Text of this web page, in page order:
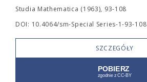
Studia Mathematica (1963), 93-108
DOI: 10.4064/sm-Special Series-1-93-108
SZCZEGÓŁY